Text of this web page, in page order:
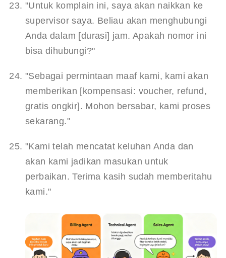
"Untuk komplain ini, saya akan naikkan ke
supervisor saya. Beliau akan menghubungi
Anda dalam [durasi] jam. Apakah nomor ini
bisa dihubungi?"
"Sebagai permintaan maaf kami, kami akan
memberikan [kompensasi: voucher, refund,
gratis ongkir]. Mohon bersabar, kami proses
sekarang."
"Kami telah mencatat keluhan Anda dan
akan kami jadikan masukan untuk
perbaikan. Terima kasih sudah memberitahu
kami."